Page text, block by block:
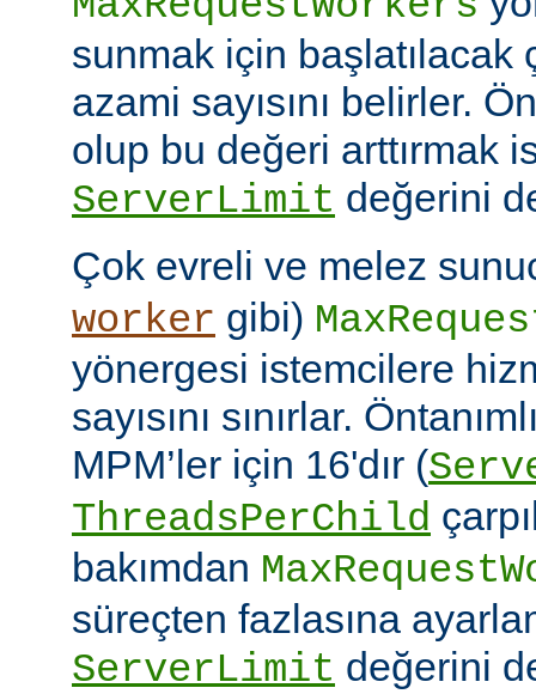
sunmak için başlatılacak
azami sayısını belirler.
olup bu değeri arttırmak
ServerLimit değerini
Çok evreli ve melez
worker gibi)
yönergesi istemcilere
sayısını sınırlar.
MPM’ler için 16'dır (
ThreadsPerChild
bakımdan
süreçten fazlasına
ServerLimit değerini